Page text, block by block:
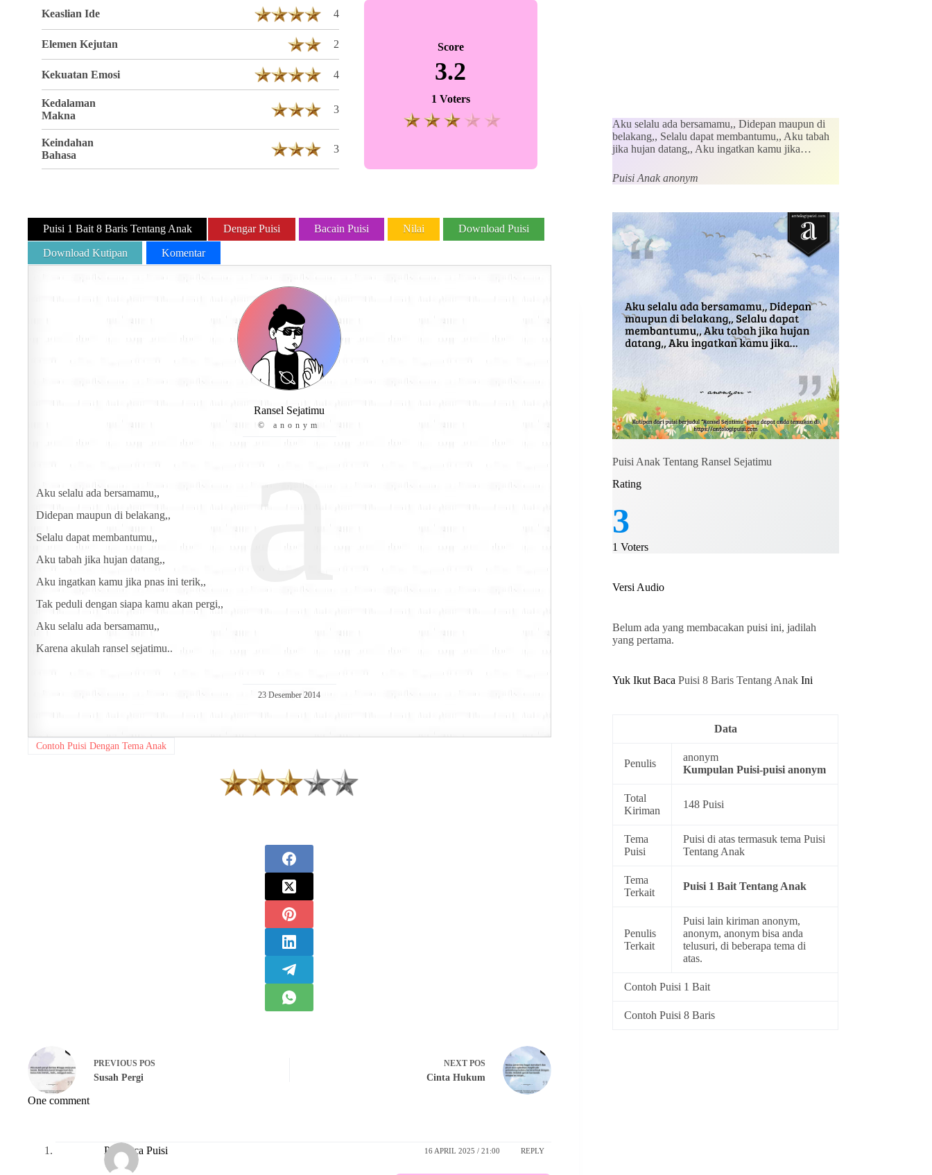
Keaslian Ide 4
Elemen Kejutan 2
Kekuatan Emosi 4
Kedalaman
Makna
3
Keindahan
Bahasa
3
Score
3.2
1 Voters
Puisi 1 Bait 8 Baris Tentang Anak Dengar Puisi Bacain Puisi Nilai Download Puisi
Download Kutipan Komentar
a
Ransel Sejatimu
© anonym
Aku selalu ada bersamamu,,
Didepan maupun di belakang,,
Selalu dapat membantumu,,
Aku tabah jika hujan datang,,
Aku ingatkan kamu jika pnas ini terik,,
Tak peduli dengan siapa kamu akan pergi,,
Aku selalu ada bersamamu,,
Karena akulah ransel sejatimu..
23 Desember 2014
Contoh Puisi Dengan Tema Anak
PREVIOUS POS
Susah Pergi
NEXT POS
Cinta Hukum
One comment
Pembaca Puisi 16 APRIL 2025 / 21:00 REPLY
Aku selalu ada bersamamu,, Didepan maupun di
belakang,, Selalu dapat membantumu,, Aku tabah
jika hujan datang,, Aku ingatkan kamu jika…
Puisi Anak anonym
Puisi Anak Tentang Ransel Sejatimu
Rating
3
1 Voters
Versi Audio
Belum ada yang membacakan puisi ini, jadilah
yang pertama.
Yuk Ikut BacaPuisi 8 Baris Tentang AnakIni
Data
Penulis
anonym
KumpulanPuisi-puisi anonym
Total
Kiriman
148 Puisi
Tema
Puisi
Puisi di atas termasuk temaPuisi
Tentang Anak
Tema
Terkait
Puisi 1 Bait Tentang Anak
Penulis
Terkait
Puisi lain kiriman anonym,
anonym, anonym bisa anda
telusuri, di beberapa tema di
atas.
Contoh Puisi 1 Bait
Contoh Puisi 8 Baris